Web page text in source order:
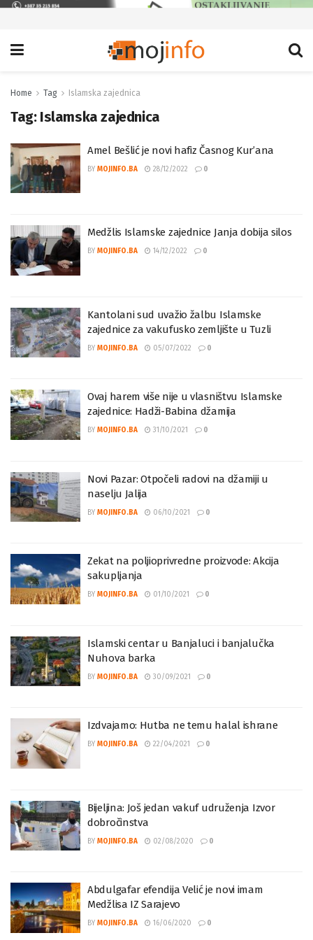
Home Tag Islamska zajednica
Tag: Islamska zajednica
Amel Bešlić je novi hafiz Časnog Kur’ana
BY MOJINFO.BA 28/12/2022 0
Medžlis Islamske zajednice Janja dobija silos
BY MOJINFO.BA 14/12/2022 0
Kantolani sud uvažio žalbu Islamske
zajednice za vakufusko zemljište u Tuzli
BY MOJINFO.BA 05/07/2022 0
Ovaj harem više nije u vlasništvu Islamske
zajednice: Hadži-Babina džamija
BY MOJINFO.BA 31/10/2021 0
Novi Pazar: Otpočeli radovi na džamiji u
naselju Jalija
BY MOJINFO.BA 06/10/2021 0
Zekat na poljioprivredne proizvode: Akcija
sakupljanja
BY MOJINFO.BA 01/10/2021 0
Islamski centar u Banjaluci i banjalučka
Nuhova barka
BY MOJINFO.BA 30/09/2021 0
Izdvajamo: Hutba ne temu halal ishrane
BY MOJINFO.BA 22/04/2021 0
Bijeljina: Još jedan vakuf udruženja Izvor
dobročinstva
BY MOJINFO.BA 02/08/2020 0
Abdulgafar efendija Velić je novi imam
Medžlisa IZ Sarajevo
BY MOJINFO.BA 16/06/2020 0